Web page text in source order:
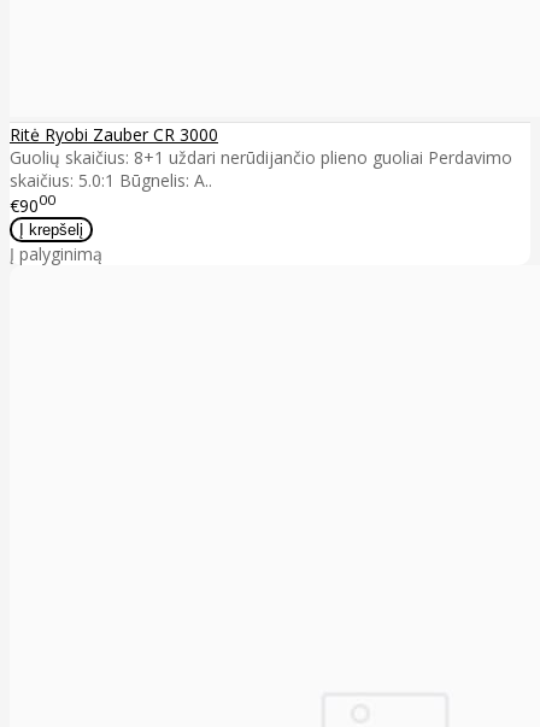
Ritė Ryobi Zauber CR 3000
Guolių skaičius: 8+1 uždari nerūdijančio plieno guoliai Perdavimo
skaičius: 5.0:1 Būgnelis: A..
€9000
Į palyginimą